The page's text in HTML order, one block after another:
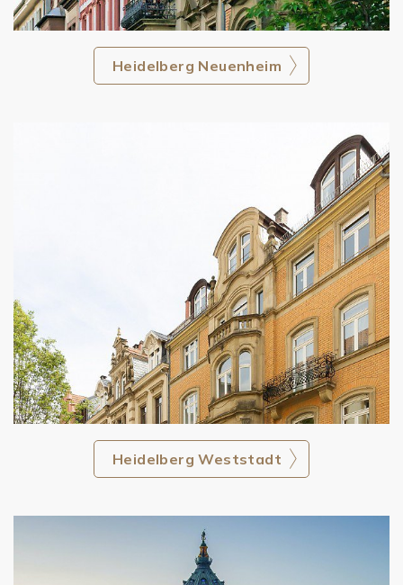
Heidelberg Neuenheim
Heidelberg Weststadt